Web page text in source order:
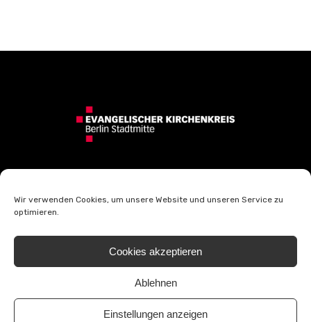
Wir verwenden Cookies, um unsere Website und unseren Service zu
optimieren.
Cookies akzeptieren
Ablehnen
Einstellungen anzeigen
Impressum
Datenschutzerklärung
Barrierefreiheitserklärung